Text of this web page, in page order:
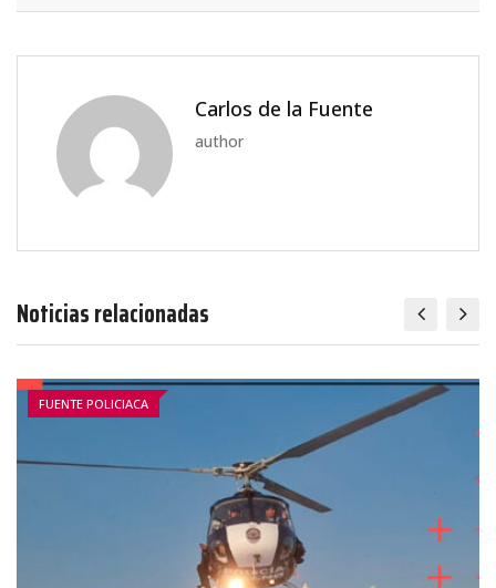
Carlos de la Fuente
author
Noticias relacionadas
FUENTE POLICIACA